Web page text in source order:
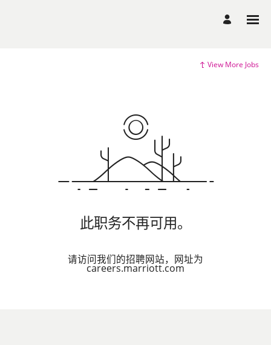
View More Jobs
此职务不再可用。
请访问我们的招聘网站，网址为
careers.marriott.com